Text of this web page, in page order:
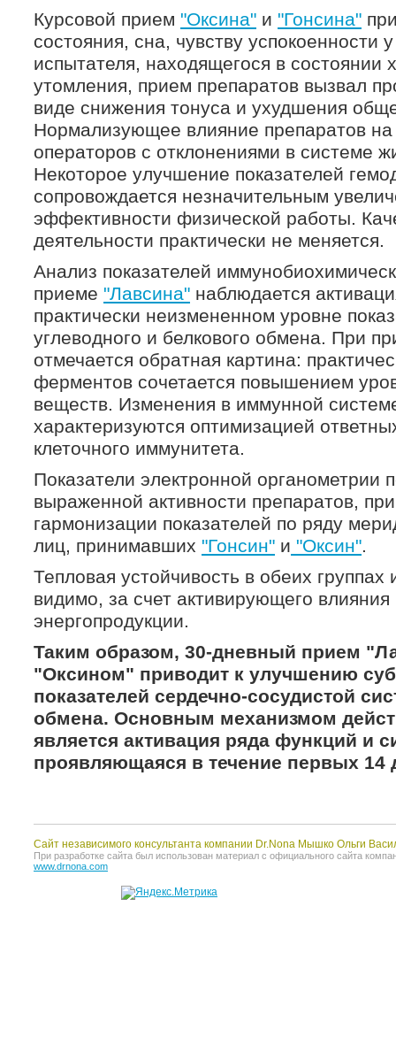
Курсовой прием "Оксина" и "Гонсина"
состояния, сна, чувству успокоенности
испытателя, находящегося в состоянии
утомления, прием препаратов вызвал
виде снижения тонуса и ухудшения
Нормализующее влияние препаратов на
операторов с отклонениями в системе
Некоторое улучшение показателей
сопровождается незначительным
эффективности физической работы.
деятельности практически не меняется.
Анализ показателей
приеме "Лавсина" наблюдается
практически неизмененном уровне
углеводного и белкового обмена. При
отмечается обратная картина:
ферментов сочетается повышением
веществ. Изменения в иммунной
характеризуются оптимизацией
клеточного иммунитета.
Показатели электронной органометрии
выраженной активности препаратов,
гармонизации показателей по ряду
лиц, принимавших "Гонсин" и "Оксин".
Тепловая устойчивость в обеих
видимо, за счет активирующего
энергопродукции.
Таким образом, 30-дневный прием
"Оксином" приводит к улучшению
показателей сердечно-сосудистой
обмена. Основным механизмом
является активация ряда функций и
проявляющаяся в течение первых 14
Сайт независимого консультанта компании Dr.Nona Мышко Ольги
При разработке сайта был использован материал с официального сайта
www.drnona.com